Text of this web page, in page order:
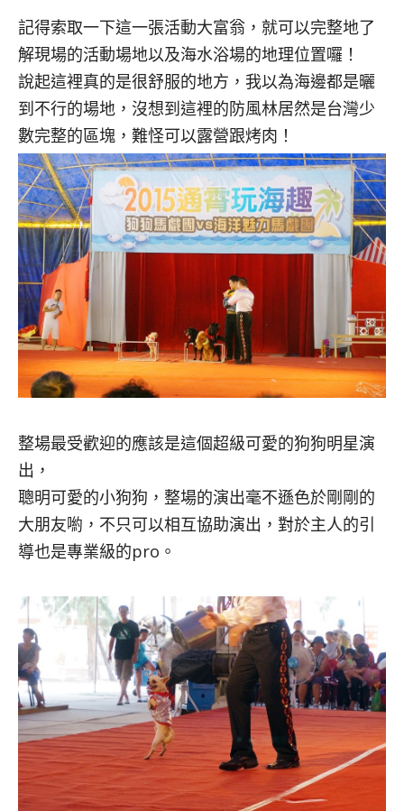
記得索取一下這一張活動大富翁，就可以完整地了
解現場的活動場地以及海水浴場的地理位置囉！
說起這裡真的是很舒服的地方，我以為海邊都是曬
到不行的場地，沒想到這裡的防風林居然是台灣少
數完整的區塊，難怪可以露營跟烤肉！
整場最受歡迎的應該是這個超級可愛的狗狗明星演
出，
聰明可愛的小狗狗，整場的演出毫不遜色於剛剛的
大朋友喲，不只可以相互協助演出，對於主人的引
導也是專業級的pro。